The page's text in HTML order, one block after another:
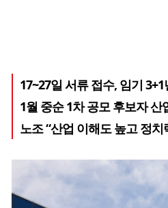
17~27일 서류 접수, 임기 3+1
1월 중순 1차 공모 후보자 산
노조 “산업 이해도 높고 정